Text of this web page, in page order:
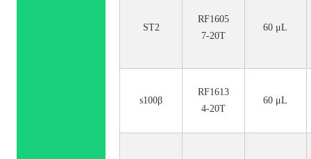
ST2
RF1605
7-20T
60 μL
s100β
RF1613
4-20T
60 μL